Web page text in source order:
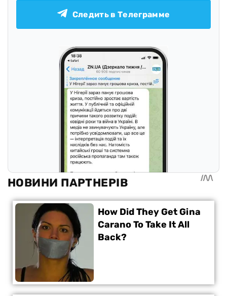
Следить в Телеграмме